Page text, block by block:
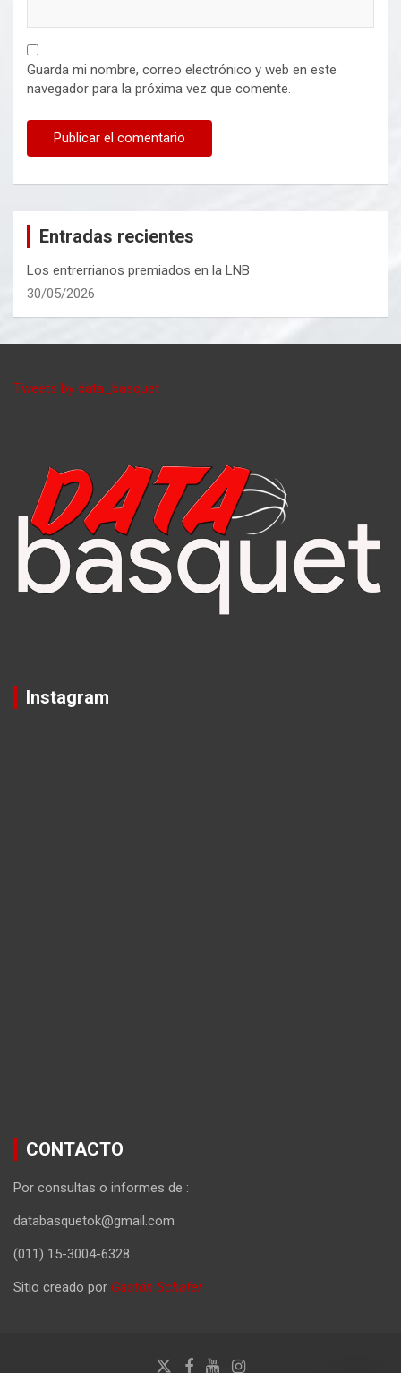
Guarda mi nombre, correo electrónico y web en este
navegador para la próxima vez que comente.
Entradas recientes
Los entrerrianos premiados en la LNB
30/05/2026
Tweets by data_basquet
Instagram
CONTACTO
Por consultas o informes de :
databasquetok@gmail.com
(011) 15-3004-6328
Sitio creado por Gastón Schafer